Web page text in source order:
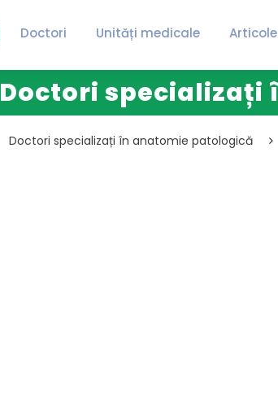
Doctori Unități medicale Articole
Doctori specializați
Doctori specializați în anatomie patologică